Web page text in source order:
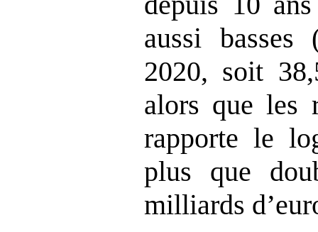
aussi
2020, soit
alors que les
rapporte le
plus que
milliards